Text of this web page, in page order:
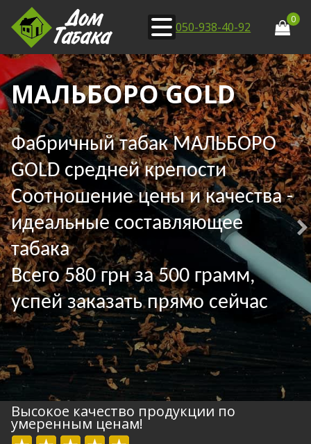
050-938-40-92
0
МАЛЬБОРО GOLD
Фабричный табак МАЛЬБОРО
GOLD средней крепости
Соотношение цены и качества -
идеальные составляющее
табака
Всего 580 грн за 500 грамм,
успей заказать прямо сейчас
Высокое качество продукции по
умеренным ценам!